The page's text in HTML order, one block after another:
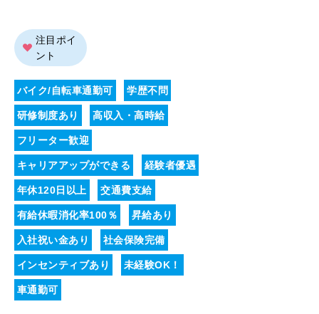
注目ポイ
ント
バイク/自転車通勤可 学歴不問
研修制度あり 高収入・高時給
フリーター歓迎
キャリアアップができる 経験者優遇
年休120日以上 交通費支給
有給休暇消化率100％ 昇給あり
入社祝い金あり 社会保険完備
インセンティブあり 未経験OK！
車通勤可